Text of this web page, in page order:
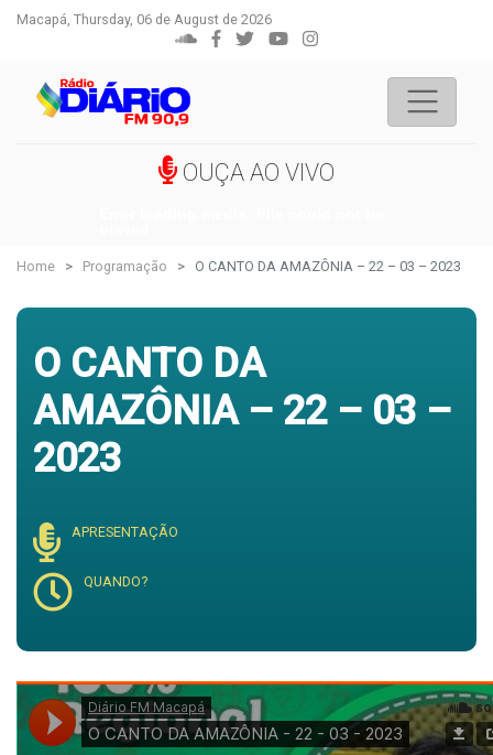
Macapá, Thursday, 06 de August de 2026
OUÇA AO VIVO
Home Programação O CANTO DA AMAZÔNIA – 22 – 03 – 2023
O CANTO DA
AMAZÔNIA – 22 – 03 –
2023
APRESENTAÇÃO
QUANDO?